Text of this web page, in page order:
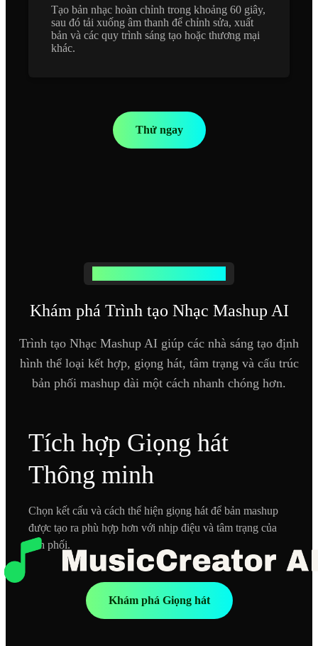
Tạo bản nhạc hoàn chỉnh trong khoảng 60 giây,
sau đó tải xuống âm thanh để chỉnh sửa, xuất
bản và các quy trình sáng tạo hoặc thương mại
khác.
Thử ngay
Khám phá Trình tạo Nhạc Mashup AI
Trình tạo Nhạc Mashup AI giúp các nhà sáng tạo định
hình thể loại kết hợp, giọng hát, tâm trạng và cấu trúc
bản phối mashup dài một cách nhanh chóng hơn.
Tích hợp Giọng hát
Thông minh
Chọn kết cấu và cách thể hiện giọng hát để bản mashup
được tạo ra phù hợp hơn với nhịp điệu và tâm trạng của
bản phối.
Khám phá Giọng hát